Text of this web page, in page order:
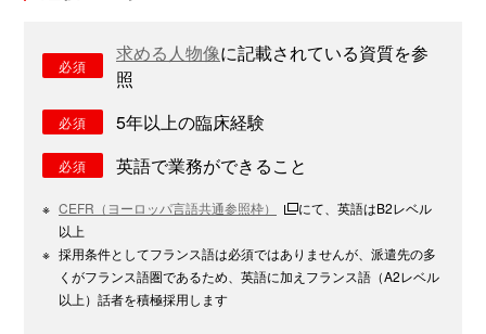
必須
求める人物像に記載されている資質を参
照
必須 5年以上の臨床経験
必須 英語で業務ができること
※ CEFR（ヨーロッパ言語共通参照枠）
にて、英語はB2レベル
以上
※ 採用条件としてフランス語は必須ではありませんが、派遣先の多
くがフランス語圏であるため、英語に加えフランス語（A2レベル
以上）話者を積極採用します